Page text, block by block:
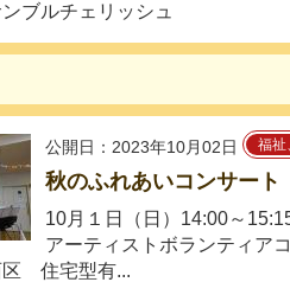
ブルチェリッシュ
公開日：2023年10月02日 福祉
秋のふれあいコンサート
10月１日（日）14:00～
アーティストボランティア
区 住宅型有...